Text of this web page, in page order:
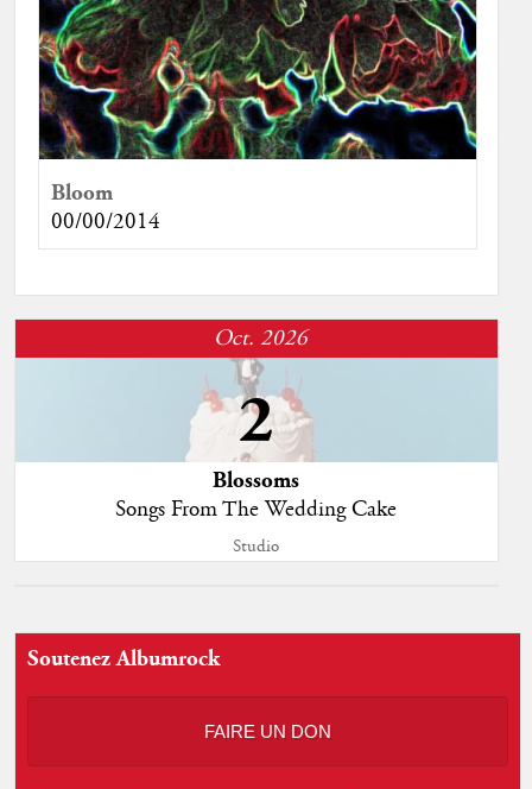
Bloom
00/00/2014
Oct. 2026
2
Blossoms
Songs From The Wedding Cake
Studio
Soutenez Albumrock
FAIRE UN DON